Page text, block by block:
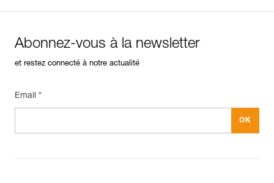
Abonnez-vous à la newsletter
et restez connecté à notre actualité
Email *